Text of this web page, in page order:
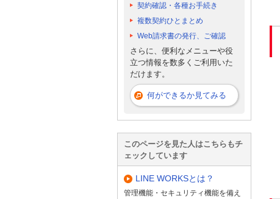
契約確認・各種お手続き
複数契約ひとまとめ
Web請求書の発行、ご確認
さらに、便利なメニューや役
立つ情報を数多くご利用いた
だけます。
何ができるか見てみる
このページを見た人はこちらもチ
ェックしています
LINE WORKSとは？
管理機能・セキュリティ機能を備え